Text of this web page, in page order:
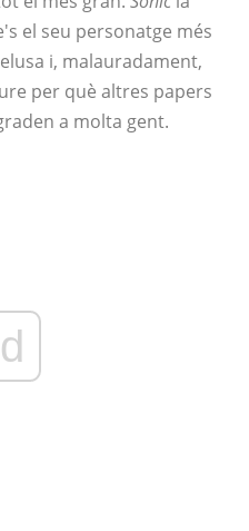
el seu personatge més
i, malauradament,
per què altres papers
a molta gent.